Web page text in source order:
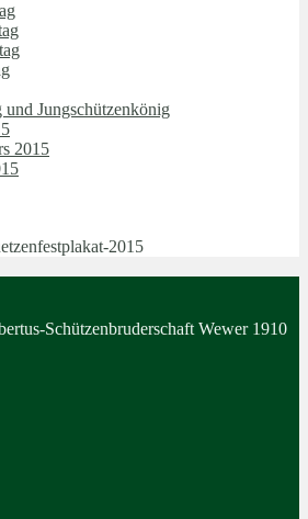
Jungschützenkönig
2015
Schützenbruderschaft Wewer 1910